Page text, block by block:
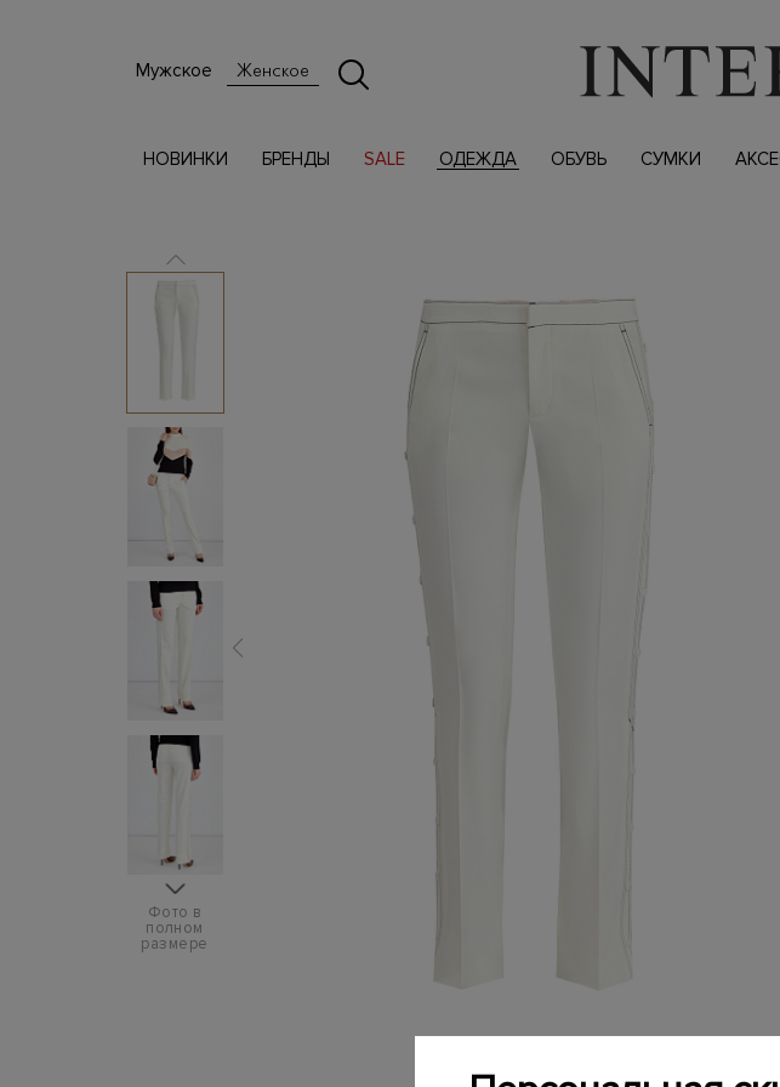
Мужское Женское
НОВИНКИ БРЕНДЫ SALE ОДЕЖДА ОБУВЬ СУМКИ
Фото в
полном
размере